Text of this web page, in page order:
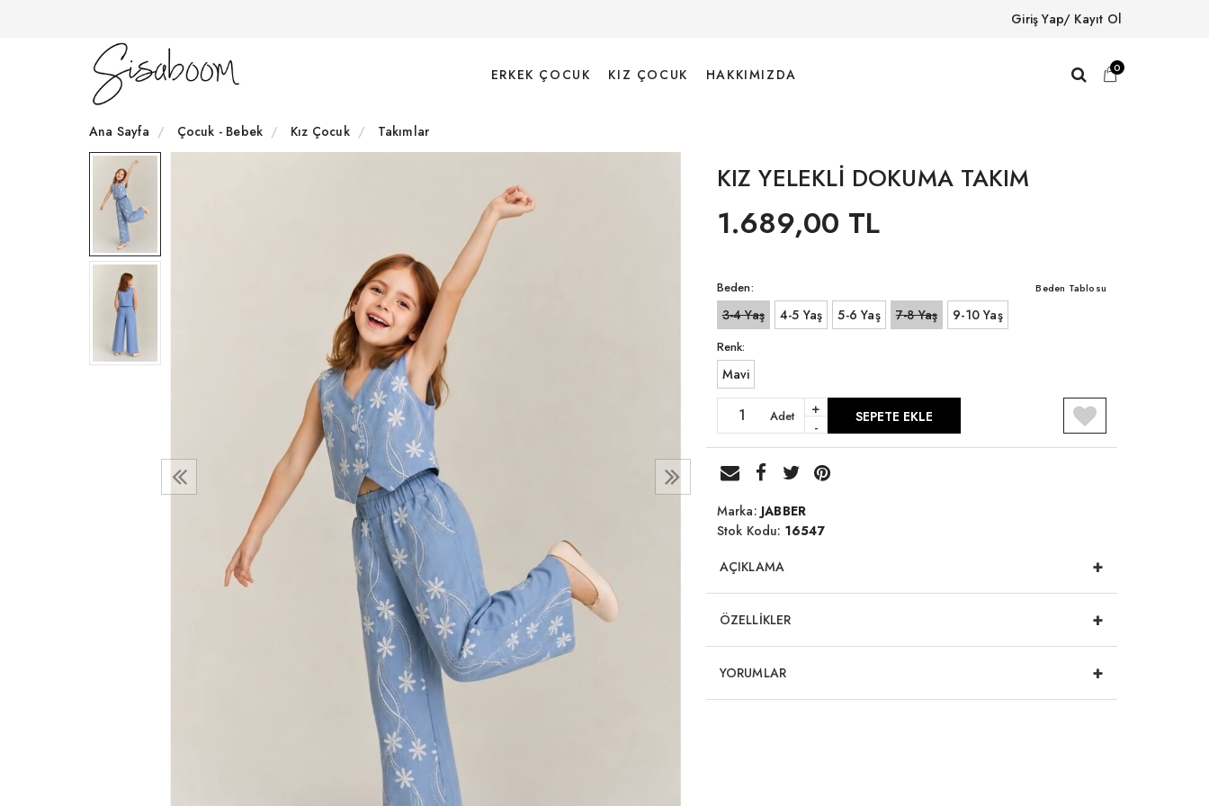
Giriş Yap/ Kayıt Ol
ERKEK ÇOCUK KIZ ÇOCUK HAKKIMIZDA 0
Ana Sayfa Çocuk - Bebek Kız Çocuk Takımlar
KIZ YELEKLİ DOKUMA TAKIM
1.689,00 TL
Beden: Beden Tablosu
3-4 Yaş 4-5 Yaş 5-6 Yaş 7-8 Yaş 9-10 Yaş
Renk:
Mavi
Adet
+
-
SEPETE EKLE
Marka: JABBER
Stok Kodu: 16547
AÇIKLAMA
+
ÖZELLİKLER +
YORUMLAR +